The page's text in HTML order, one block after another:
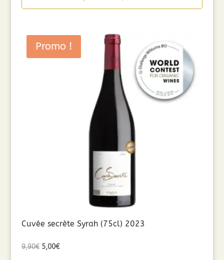
Promo !
Cuvée secrète Syrah (75cl) 2023
9,90€ Le
5,00€Le